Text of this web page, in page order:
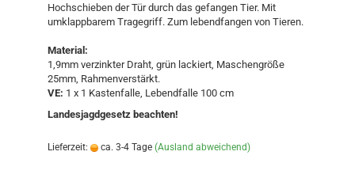
Hochschieben der Tür durch das gefangen Tier. Mit
umklappbarem Tragegriff. Zum lebendfangen von Tieren.
Material:
1,9mm verzinkter Draht, grün lackiert, Maschengröße
25mm, Rahmenverstärkt.
VE: 1 x 1 Kastenfalle, Lebendfalle 100 cm
Landesjagdgesetz beachten!
Lieferzeit: ca. 3-4 Tage (Ausland abweichend)